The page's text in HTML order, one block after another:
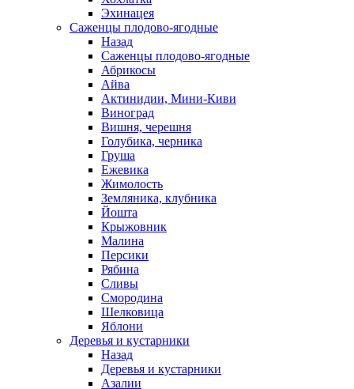
Эхинацея
Саженцы плодово-ягодные
Назад
Саженцы плодово-ягодные
Абрикосы
Айва
Актинидии, Мини-Киви
Виноград
Вишня, черешня
Голубика, черника
Груша
Ежевика
Жимолость
Земляника, клубника
Йошта
Крыжовник
Малина
Персики
Рябина
Сливы
Смородина
Шелковица
Яблони
Деревья и кустарники
Назад
Деревья и кустарники
Азалии